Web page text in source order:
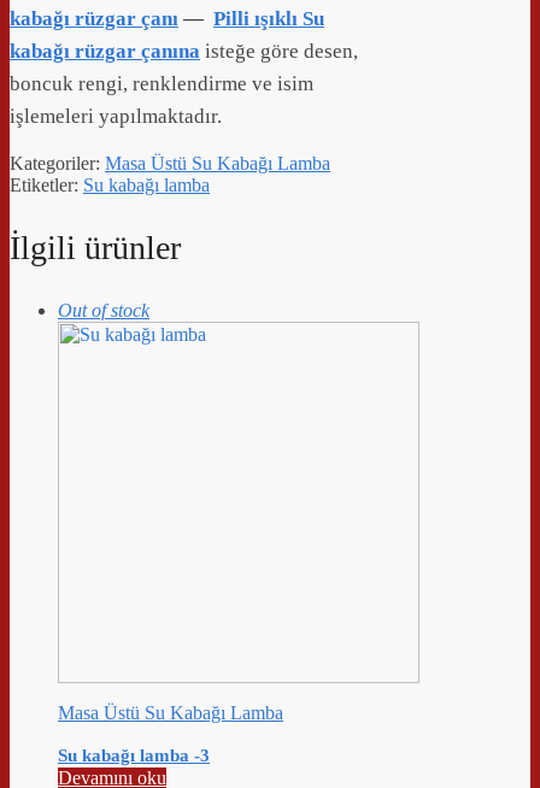
kabağı rüzgar çanı — Pilli ışıklı Su
kabağı rüzgar çanına isteğe göre desen,
boncuk rengi, renklendirme ve isim
işlemeleri yapılmaktadır.
Kategoriler: Masa Üstü Su Kabağı Lamba
Etiketler: Su kabağı lamba
İlgili ürünler
Out of stock
Masa Üstü Su Kabağı Lamba
Su kabağı lamba -3
Devamını oku